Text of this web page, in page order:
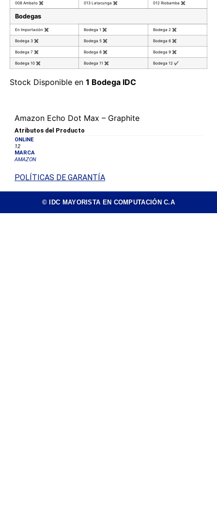
008 Ambato ✖ 013 Latacunga ✖ 012 Riobamba ✖
Bodegas
En Importación ✖ Bodega 1 ✖ Bodega 2 ✖
Bodega 3 ✖ Bodega 5 ✖ Bodega 6 ✖
Bodega 7 ✖ Bodega 8 ✖ Bodega 9 ✖
Bodega 10 ✖ Bodega 11 ✖ Bodega 12 ✔
Stock Disponible en 1 Bodega IDC
Amazon Echo Dot Max – Graphite
Atributos del Producto
ONLINE
12
MARCA
AMAZON
POLÍTICAS DE GARANTÍA
© IDC MAYORISTA EN COMPUTACIÓN C.A